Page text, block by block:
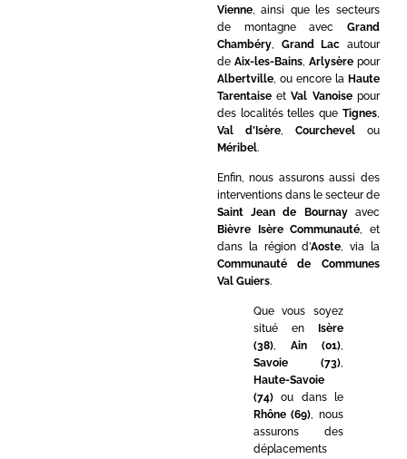
Vienne, ainsi que les secteurs
de montagne avec Grand
Chambéry, Grand Lac autour
de Aix-les-Bains, Arlysèrepour
Albertville, ou encore la Haute
TarentaiseetVal Vanoisepour
des localités telles que Tignes
Val d’Isère, Courchevelou
Méribel.
Enfin, nous assurons aussi des
interventions dans le secteur de
Saint Jean de Bournayavec
Bièvre Isère Communauté, et
dans la région d’Aoste, via la
Communauté de Communes
Val Guiers.
Que vous soyez
situé en
Isère
(38), Ain (01),
Savoie (73),
Haute-Savoie
(74)ou dans le
Rhône (69), nous
assurons des
déplacements